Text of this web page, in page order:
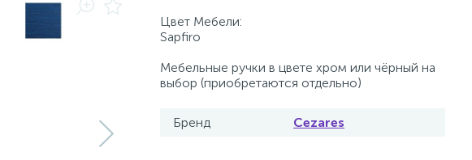
Цвет Мебели:
Sapfiro
Мебельные ручки в цвете хром или чёрный на
выбор (приобретаются отдельно)
Бренд Cezares